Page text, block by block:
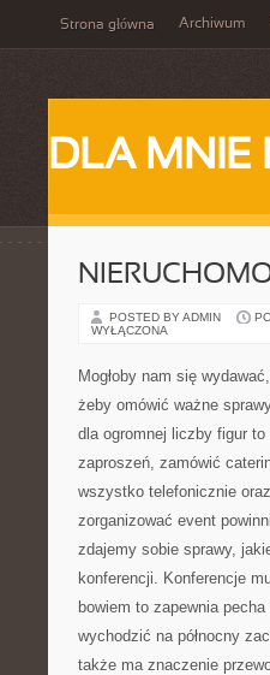
Strona główna Archiwum
DLA MNIE
POSTED BY ADMIN
WYŁĄCZONA
Mogłoby nam się
żeby omówić ważne
dla ogromnej liczby figur
zaproszeń, zamówić
wszystko telefonicznie
zorganizować event
zdajemy sobie sprawy,
konferencji. Konferencje
bowiem to zapewnia
wychodzić na północny
także ma znaczenie